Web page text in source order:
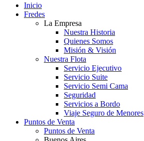
Inicio
Fredes
La Empresa
Nuestra Historia
Quienes Somos
Misión & Visión
Nuestra Flota
Servicio Ejecutivo
Servicio Suite
Servicio Semi Cama
Seguridad
Servicios a Bordo
Viaje Seguro de Menores
Puntos de Venta
Puntos de Venta